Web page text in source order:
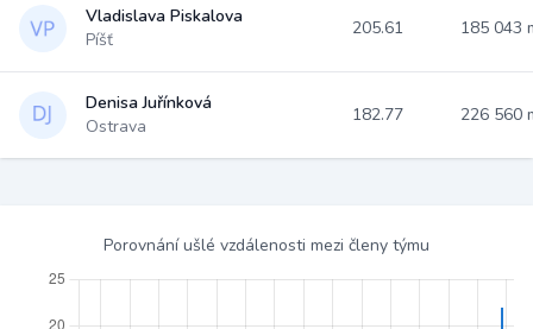
Vladislava Piskalova
Píšť
205.61 185 043
Denisa Juřínková
Ostrava
182.77 226 560
Porovnání ušlé vzdálenosti mezi členy týmu